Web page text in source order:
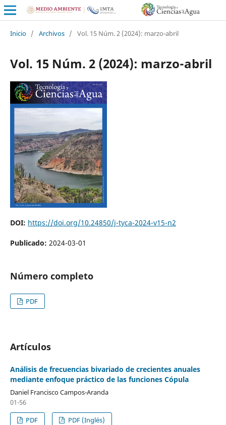
Inicio / Archivos / Vol. 15 Núm. 2 (2024): marzo-abril
Vol. 15 Núm. 2 (2024): marzo-abril
DOI: https://doi.org/10.24850/j-tyca-2024-v15-n2
Publicado: 2024-03-01
Número completo
PDF
Artículos
Análisis de frecuencias bivariado de crecientes anuales
mediante enfoque práctico de las funciones Cópula
Daniel Francisco Campos-Aranda
01-56
PDF
PDF (Inglés)